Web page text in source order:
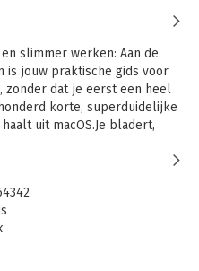
slimmer werken: Aan de
is jouw praktische gids voor
zonder dat je eerst een heel
korte, superduidelijke
uit macOS.Je bladert,
één pagina, met links een
zo werkt het, en zó
tot systeemvoorkeuren,
weg helpt.